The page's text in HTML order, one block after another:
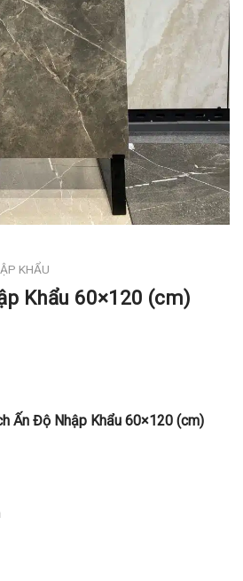
KHẨU
Khẩu 60×120 (cm)
Ấn Độ Nhập Khẩu 60×120 (cm)